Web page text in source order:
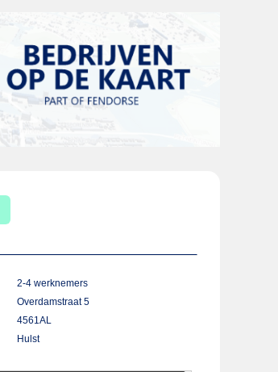
2-4 werknemers
Overdamstraat 5
4561AL
Hulst